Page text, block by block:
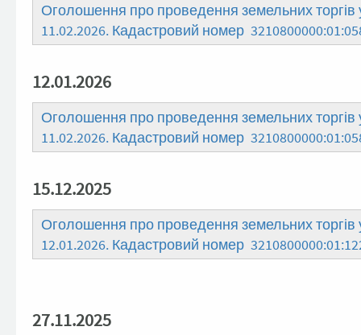
Оголошення про проведення земельних
11.02.2026. Кадастровий номер
12.01.2026
Оголошення про проведення земельних
11.02.2026. Кадастровий номер
15.12.2025
Оголошення про проведення земельних
12.01.2026. Кадастровий номер
27.11.2025